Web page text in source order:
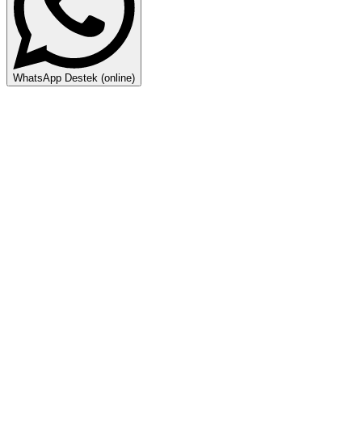
WhatsApp Destek (online)